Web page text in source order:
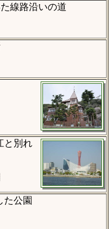
線路沿いの道
と別れ
公園